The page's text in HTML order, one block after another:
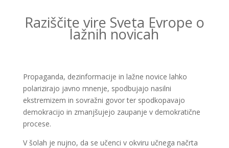
Raziščite vire Sveta Evrope o
lažnih novicah
Propaganda, dezinformacije in lažne novice lahko
polarizirajo javno mnenje, spodbujajo nasilni
ekstremizem in sovražni govor ter spodkopavajo
demokracijo in zmanjšujejo zaupanje v demokratične
procese.
V šolah je nujno, da se učenci v okviru učnega načrta